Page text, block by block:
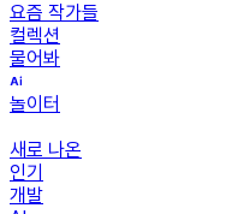
요즘 작가들
컬렉션
물어봐
놀이터
새로 나온
인기
개발